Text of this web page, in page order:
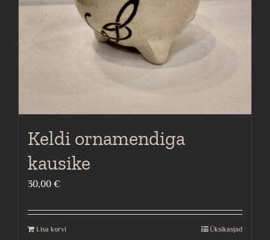
Keldi ornamendiga
kausike
30,00 €
Lisa korvi Üksikasjad